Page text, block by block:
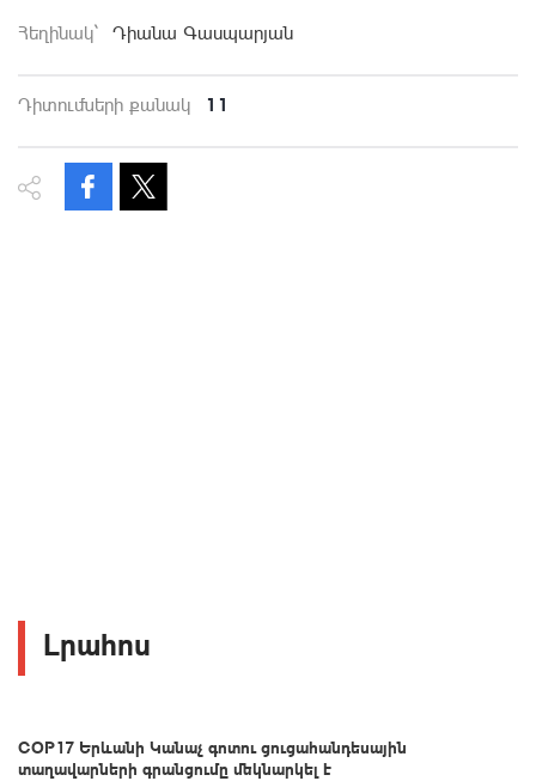
Հեղինակ` Դիանա Գասպարյան
Դիտումների քանակ 11
Լրահոս
COP17 Երևանի Կանաչ գոտու ցուցահանդեսային
տաղավարների գրանցումը մեկնարկել է